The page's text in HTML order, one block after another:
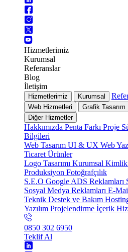
Hizmetlerimiz
Kurumsal
Referanslar
Blog
İletişim
Hizmetlerimiz Kurumsal
Web Hizmetleri Grafik Tasarım
Diğer Hizmetler
Hakkımızda Penta Farkı Proje
Bilgileri
Web Tasarım UI & UX Web
Ticaret Ürünler
Logo Tasarımı Kurumsal Kimlik
Produksiyon Fotoğrafçılık
S.E.O Google ADS Reklamları
Sosyal Medya Reklamları E-
Teknik Destek ve Bakım
Yazılım Projelendirme İçerik
0850 302 6950
Teklif Al